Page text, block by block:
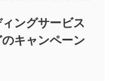
ングサービス
キャンペーン